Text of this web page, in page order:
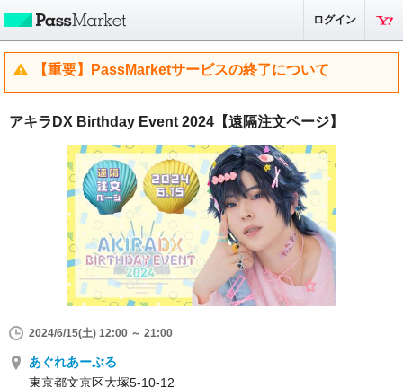
ログイン
【重要】PassMarketサービスの終了について
アキラDX Birthday Event 2024【遠隔注文ページ】
2024/6/15(土) 12:00 ～ 21:00
あぐれあーぶる
東京都文京区大塚5-10-12